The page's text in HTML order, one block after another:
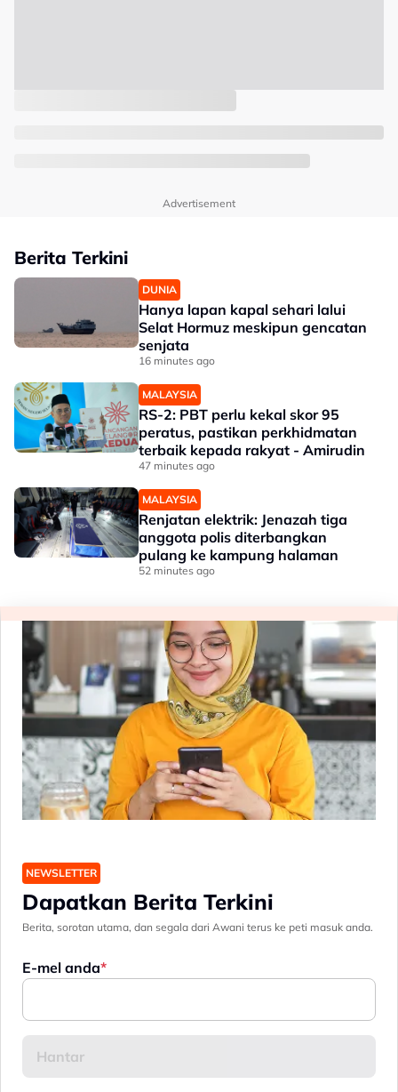
Advertisement
Berita Terkini
DUNIA
Hanya lapan kapal sehari lalui
Selat Hormuz meskipun gencatan
senjata
16 minutes ago
MALAYSIA
RS-2: PBT perlu kekal skor 95
peratus, pastikan perkhidmatan
terbaik kepada rakyat - Amirudin
47 minutes ago
MALAYSIA
Renjatan elektrik: Jenazah tiga
anggota polis diterbangkan
pulang ke kampung halaman
52 minutes ago
NEWSLETTER
Dapatkan Berita Terkini
Berita, sorotan utama, dan segala dari Awani terus ke peti masuk anda.
E-mel anda